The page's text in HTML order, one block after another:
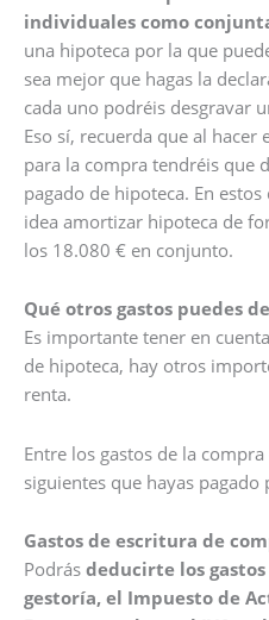
individuales como
una hipoteca por la que
sea mejor que hagas la
cada uno podréis desgravar
Eso sí, recuerda que al
para la compra tendréis que
pagado de hipoteca. En
idea amortizar hipoteca de
los 18.080 € en conjunto.
Qué otros gastos puedes
Es importante tener en
de hipoteca, hay otros
renta.
Entre los gastos de la
siguientes que hayas pagado
Gastos de escritura de
Podrás deducirte los
gestoría, el Impuesto de